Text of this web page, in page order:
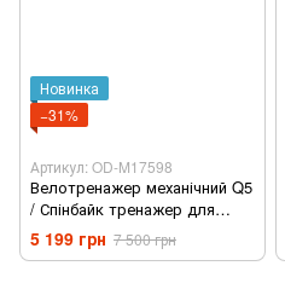
Новинка
−31%
Артикул: OD-M17598
Велотренажер механічний Q5
/ Спінбайк тренажер для
дому
5 199 грн 7 500 грн